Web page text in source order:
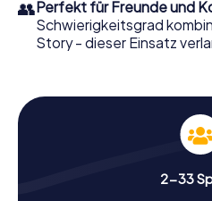
👥Perfekt für Freunde und
Schwierigkeitsgrad
Story - dieser Einsatz
2-33